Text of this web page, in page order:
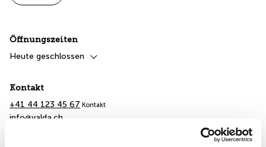
Öffnungszeiten
Heute geschlossen
Kontakt
+41 44 123 45 67 Kontakt
info@yalda.ch